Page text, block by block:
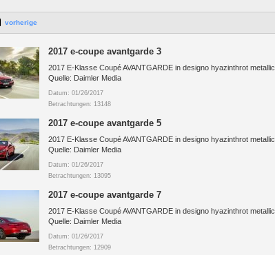
vorherige
2017 e-coupe avantgarde 3
2017 E-Klasse Coupé AVANTGARDE in designo hyazinthrot metallic
Quelle: Daimler Media
Datum: 01/26/2017
Betrachtungen: 13148
2017 e-coupe avantgarde 5
2017 E-Klasse Coupé AVANTGARDE in designo hyazinthrot metallic
Quelle: Daimler Media
Datum: 01/26/2017
Betrachtungen: 13095
2017 e-coupe avantgarde 7
2017 E-Klasse Coupé AVANTGARDE in designo hyazinthrot metallic
Quelle: Daimler Media
Datum: 01/26/2017
Betrachtungen: 12909